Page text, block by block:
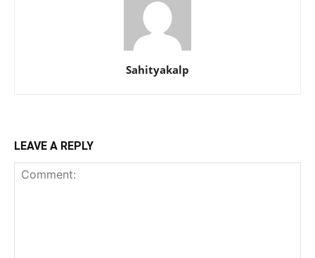
Sahityakalp
LEAVE A REPLY